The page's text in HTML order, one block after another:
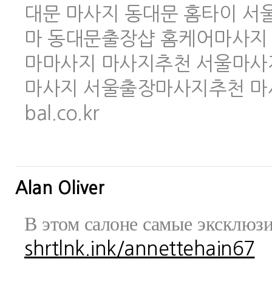
대문 마사지 동대문 홈타이 서
마 동대문출장샵 홈케어마사
마마사지 마사지추천 서울마
마사지 서울출장마사지추천
bal.co.kr
Alan Oliver
В этом салоне самые
shrtlnk.ink/annettehain67